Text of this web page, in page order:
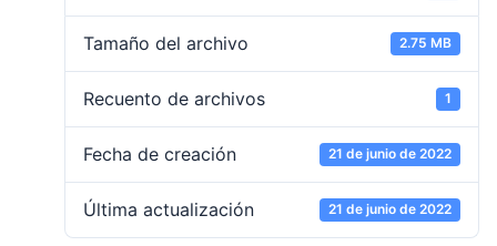
Tamaño del archivo 2.75 MB
Recuento de archivos 1
Fecha de creación 21 de junio de 2022
Última actualización 21 de junio de 2022